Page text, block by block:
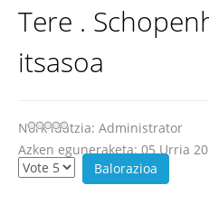
Tere .
itsasoa
Nork idatzia: Administrator
Azken eguneraketa: 05 Urria